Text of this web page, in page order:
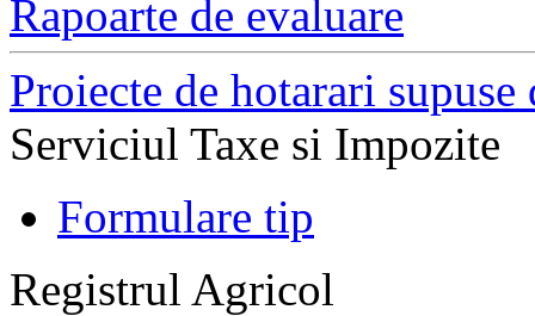
Rapoarte de evaluare
Proiecte de hotarari
Serviciul Taxe si Impozite
Formulare tip
Registrul Agricol